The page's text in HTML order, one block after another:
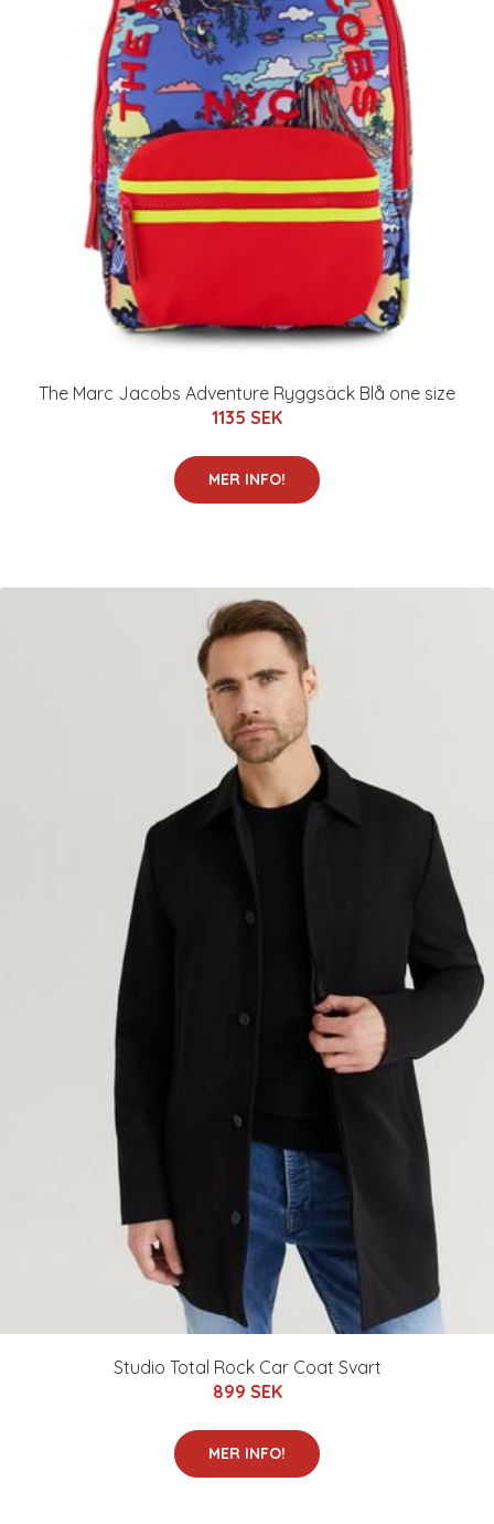
The Marc Jacobs Adventure Ryggsäck Blå one size
1135 SEK
MER INFO!
Studio Total Rock Car Coat Svart
899 SEK
MER INFO!